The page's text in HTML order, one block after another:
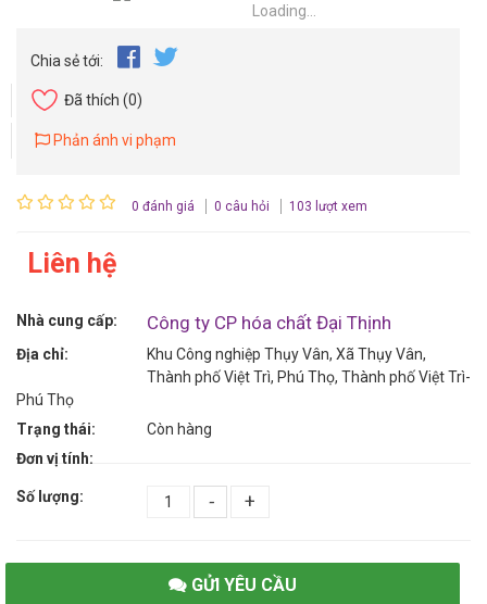
Loading...
Chia sẻ tới:
Đã thích (0)
Phản ánh vi phạm
0 đánh giá 0 câu hỏi 103 lượt xem
Liên hệ
Nhà cung cấp: Công ty CP hóa chất Đại Thịnh
Địa chỉ:
Khu Công nghiệp Thụy Vân, Xã Thụy Vân,
Thành phố Việt Trì, Phú Thọ, Thành phố Việt Trì-
Phú Thọ
Trạng thái:
Còn hàng
Đơn vị tính:
Số lượng: - +
GỬI YÊU CẦU